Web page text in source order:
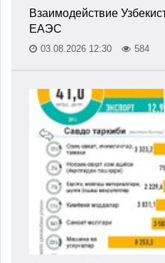
Взаимодействие
ЕАЭС
03.08.2026 12:30 584